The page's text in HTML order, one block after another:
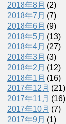
2018年8月 (2)
2018年7月 (7)
2018年6月 (9)
2018年5月 (13)
2018年4月 (27)
2018年3月 (3)
2018年2月 (12)
2018年1月 (16)
2017年12月 (21)
2017年11月 (16)
2017年10月 (7)
2017年9月 (1)